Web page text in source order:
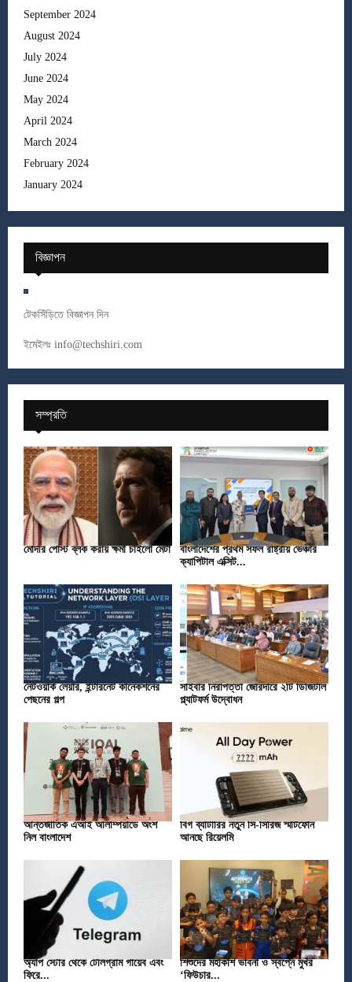
September 2024
August 2024
July 2024
June 2024
May 2024
April 2024
March 2024
February 2024
January 2024
বিজ্ঞাপন
টেকসিঁড়িতে বিজ্ঞাপন দিন
ইমেইলঃ info@techshiri.com
সম্প্রতি
মোদীর পোস্ট ব্লক করায় ক্ষমা চাইলো মেটা
বাংলাদেশের প্রথম সফল রাষ্ট্রীয় ভেঞ্চার
ক্যাপিটাল এক্সিট...
নেটওয়ার্ক লেয়ার, ইন্টারনেট কানেকশনের
পেছনের গল্প
সাইবার নিরাপত্তা জোরদারে ২টি ডিজিটাল
প্ল্যাটফর্ম উদ্বোধন
আন্তর্জাতিক এআই অলিম্পিয়াডে অংশ
নিল বাংলাদেশ
বিগ ব্যাটারির নতুন সি-সিরিজ স্মার্টফোন
আনছে রিয়েলমি
অ্যাপ স্টোর থেকে টেলিগ্রাম গায়েব এবং
ফিরে...
শিশুদের মহাকাশ ভাবনা ও স্বপ্নে মুখর
‘ফিউচার...